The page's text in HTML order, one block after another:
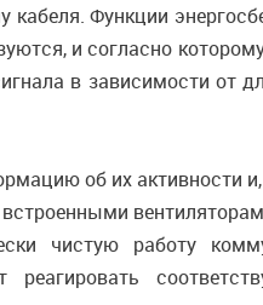
кабеля. Функции
и согласно
в зависимости от
об их активности
чистую работу
реагировать